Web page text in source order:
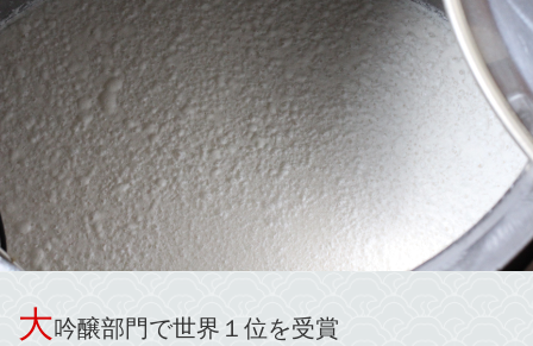
大吟醸部門で世界１位を受賞